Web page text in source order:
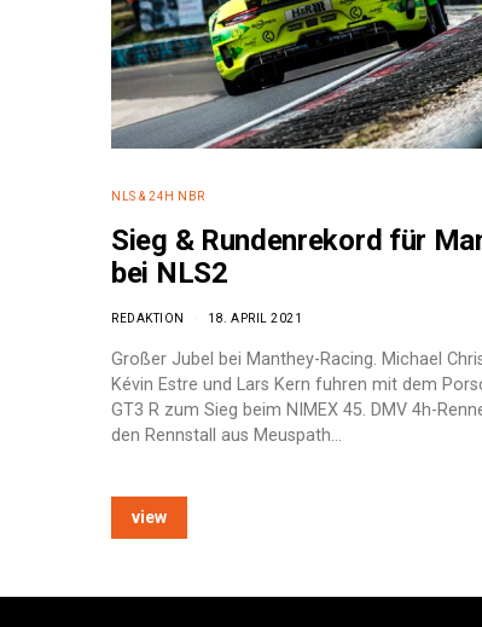
NLS & 24H NBR
Sieg & Rundenrekord für
bei NLS2
REDAKTION 18. APRIL 2021
Großer Jubel bei Manthey-Racing. Michael
Kévin Estre und Lars Kern fuhren mit dem
GT3 R zum Sieg beim NIMEX 45. DMV 4h-
den Rennstall aus Meuspath…
view